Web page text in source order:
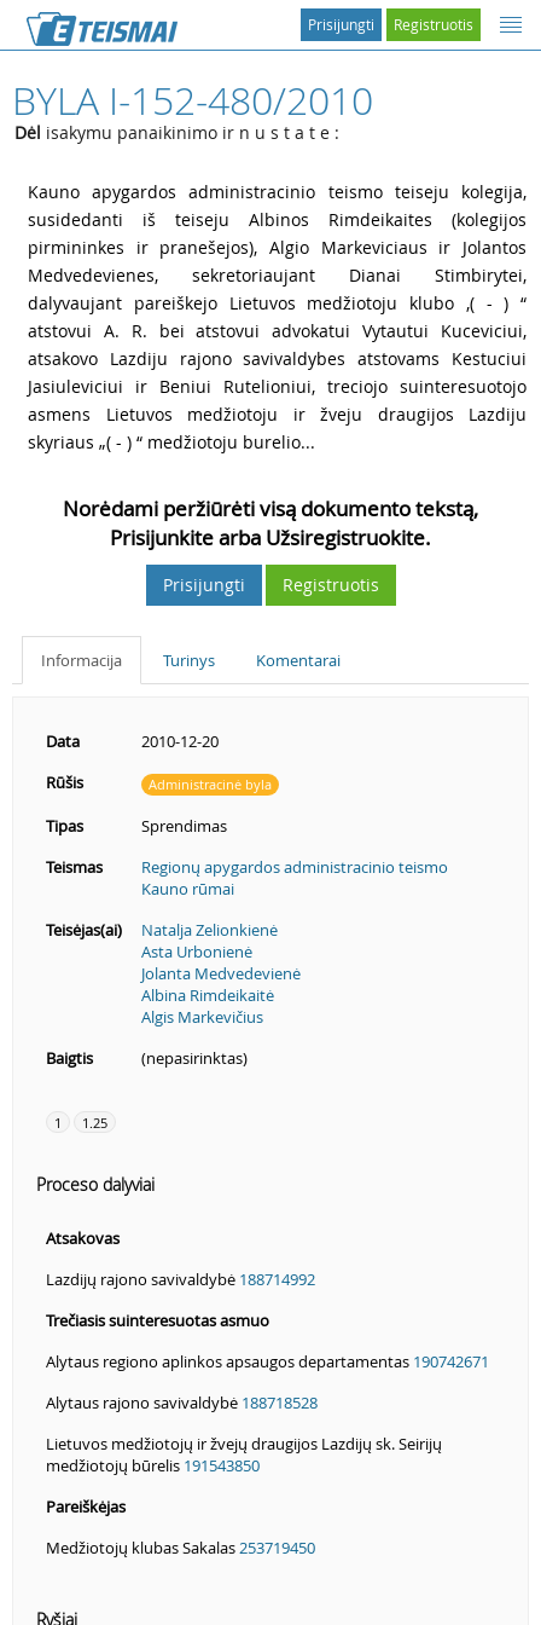
Registruotis
Prisijungti
BYLA I-152-480/2010
Dėl isakymu panaikinimo ir n u s t a t e :
Kauno apygardos administracinio teismo teiseju kolegija,
susidedanti iš teiseju Albinos Rimdeikaites (kolegijos
pirmininkes ir pranešejos), Algio Markeviciaus ir Jolantos
Medvedevienes, sekretoriaujant Dianai Stimbirytei,
dalyvaujant pareiškejo Lietuvos medžiotoju klubo ‚( - ) “
atstovui A. R. bei atstovui advokatui Vytautui Kuceviciui,
atsakovo Lazdiju rajono savivaldybes atstovams Kestuciui
Jasiuleviciui ir Beniui Rutelioniui, treciojo suinteresuotojo
asmens Lietuvos medžiotoju ir žveju draugijos Lazdiju
skyriaus „( - ) “ medžiotoju burelio...
Norėdami peržiūrėti visą dokumento tekstą,
Prisijunkite arba Užsiregistruokite.
Prisijungti Registruotis
Informacija Turinys Komentarai
Data
2010-12-20
Rūšis
Administracinė byla
Tipas
Sprendimas
Teismas
Regionų apygardos administracinio teismo
Kauno rūmai
Teisėjas(ai)
Natalja Zelionkienė
Asta Urbonienė
Jolanta Medvedevienė
Albina Rimdeikaitė
Algis Markevičius
Baigtis
(nepasirinktas)
1 1.25
Proceso dalyviai
Atsakovas
Lazdijų rajono savivaldybė 188714992
Trečiasis suinteresuotas asmuo
Alytaus regiono aplinkos apsaugos departamentas 190742671
Alytaus rajono savivaldybė 188718528
Lietuvos medžiotojų ir žvejų draugijos Lazdijų sk. Seirijų
medžiotojų būrelis 191543850
Pareiškėjas
Medžiotojų klubas Sakalas 253719450
Ryšiai